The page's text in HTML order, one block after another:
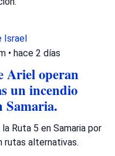
Israel
• hace 2 días
Ariel operan
un incendio
Samaria.
Ruta 5 en Samaria por
rutas alternativas.